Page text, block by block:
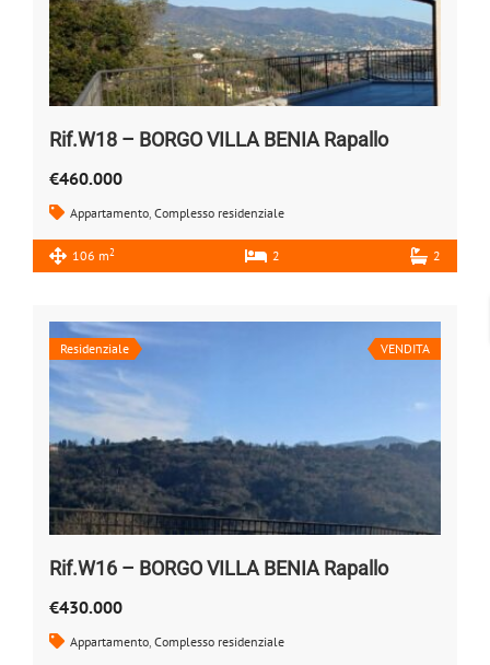
Rif.W18 – BORGO VILLA BENIA Rapallo
€460.000
Appartamento, Complesso residenziale
106 m2 2 2
Residenziale VENDITA
Rif.W16 – BORGO VILLA BENIA Rapallo
€430.000
Appartamento, Complesso residenziale